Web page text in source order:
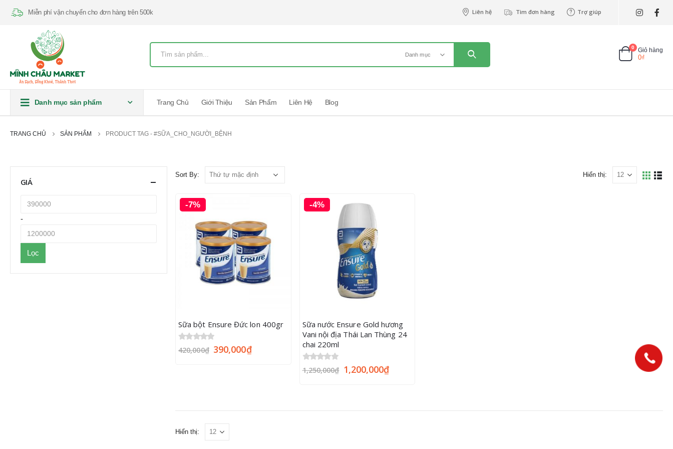
Miễn phí vận chuyển cho đơn hàng trên 500k Liên hệ Tìm đơn hàng Trợ giúp
Danh mục
0 Giỏ hàng
0₫
Danh mục sản phẩm Trang Chủ Giới Thiệu Sản Phẩm Liên Hệ Blog
TRANG CHỦ SẢN PHẨM PRODUCT TAG - #SỮA_CHO_NGƯỜI_BỆNH
Sort By: Hiển thị:
-7%
Sữa bột Ensure Đức lon 400gr
0out of 5
420,000₫ 390,000₫
-4%
Sữa nước Ensure Gold hương
Vani nội địa Thái Lan Thùng 24
chai 220ml
0out of 5
1,250,000₫ 1,200,000₫
Hiển thị:
GIÁ
-
Lọc